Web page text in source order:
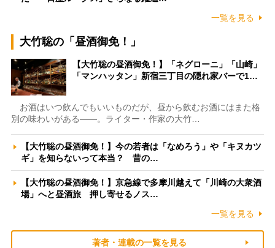
一覧を見る
大竹聡の「昼酒御免！」
【大竹聡の昼酒御免！】「ネグローニ」「山崎」
「マンハッタン」新宿三丁目の隠れ家バーで1…
お酒はいつ飲んでもいいものだが、昼から飲むお酒にはまた格
別の味わいがある――。ライター・作家の大竹…
【大竹聡の昼酒御免！】今の若者は「なめろう」や「キヌカツ
ギ」を知らないって本当？ 昔の…
【大竹聡の昼酒御免！】京急線で多摩川越えて「川崎の大衆酒
場」へと昼酒旅 押し寄せるノス…
一覧を見る
著者・連載の一覧を見る